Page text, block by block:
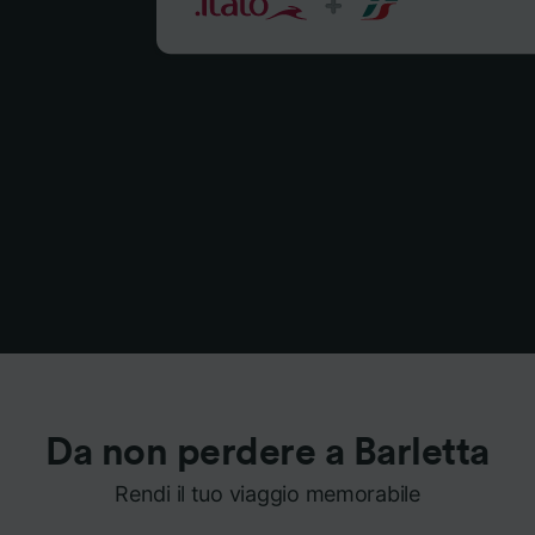
Da non perdere a Barletta
Rendi il tuo viaggio memorabile